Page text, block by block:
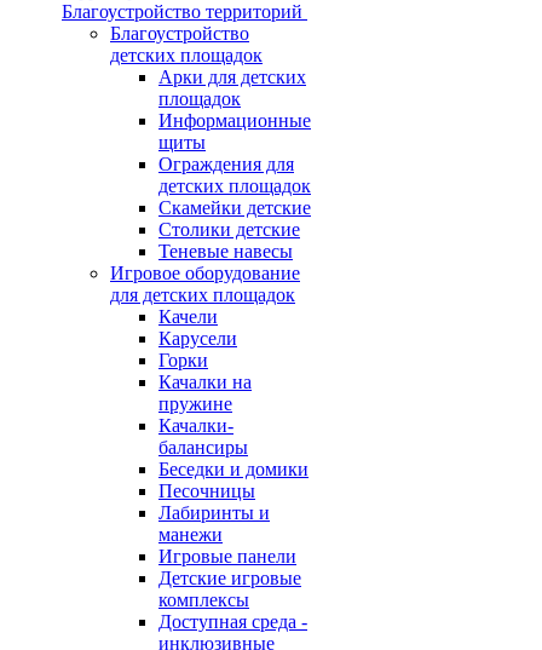
Благоустройство территорий
Благоустройство
детских площадок
Арки для детских
площадок
Информационные
щиты
Ограждения для
детских площадок
Скамейки детские
Столики детские
Теневые навесы
Игровое оборудование
для детских площадок
Качели
Карусели
Горки
Качалки на
пружине
Качалки-
балансиры
Беседки и домики
Песочницы
Лабиринты и
манежи
Игровые панели
Детские игровые
комплексы
Доступная среда -
инклюзивные